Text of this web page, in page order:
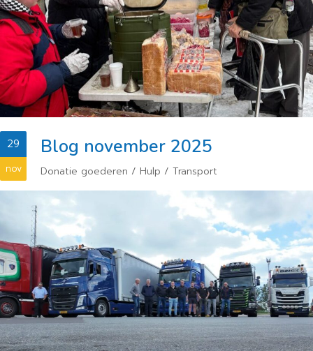
29
nov
Blog november 2025
Donatie goederen / Hulp / Transport